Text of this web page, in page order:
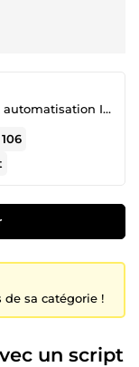
Expert extraction de données & automatisation IA | Python, n8n, Make | +100 projets livrés
106
sa catégorie !
un script